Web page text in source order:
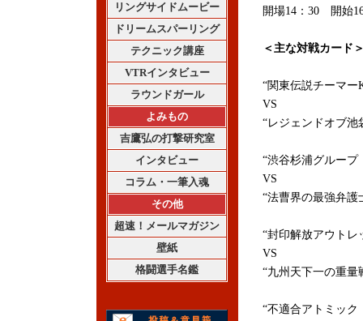
リングサイドムービー
ドリームスパーリング
テクニック講座
VTRインタビュー
ラウンドガール
よみもの
吉鷹弘の打撃研究室
インタビュー
コラム・一筆入魂
その他
超速！メールマガジン
壁紙
格闘選手名鑑
開場14：30 開始
＜主な対戦カード
“関東伝説チーマ
VS
“レジェンドオブ
“渋谷杉浦グルー
VS
“法曹界の最強弁
“封印解放アウトレ
VS
“九州天下一の重
“不適合アトミッ